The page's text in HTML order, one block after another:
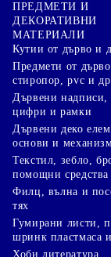
ПРЕДМЕТИ И
ДЕКОРАТИВНИ
МАТЕРИАЛИ
Кутии от дърво и
Предмети от
стиропор, pvc и
Дървени надписи,
цифри и рамки
Дървени деко
основи и
Текстил, зебло,
помощни средства
Филц, вълна и
тях
Гумирани листи,
шринк пластмаса
Хоби литература